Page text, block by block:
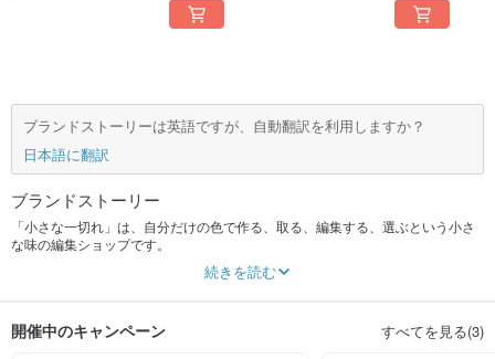
ブランドストーリーは英語ですが、自動翻訳を利用しますか？
日本語に翻訳
ブランドストーリー
「小さな一切れ」は、自分だけの色で作る、取る、編集する、選ぶという小さ
な味の編集ショップです。
私は好きな編み物の小道具やバッグ、雑貨を作っています。
「ASPO」のストーリーは、「いろいろな選択肢の中から私の好みを集めてみ
続きを読む
開催中のキャンペーン すべてを見る(3)